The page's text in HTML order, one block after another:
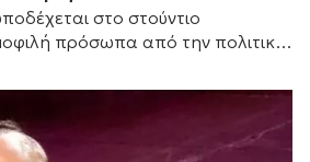
στο στούντιο
πρόσωπα από την πολιτική